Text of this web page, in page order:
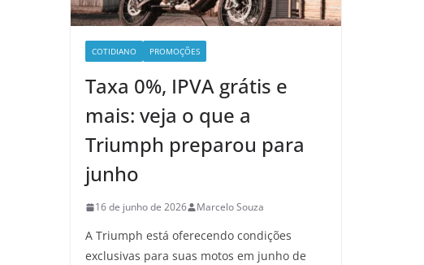
COTIDIANO PROMOÇÕES
Taxa 0%, IPVA grátis e
mais: veja o que a
Triumph preparou para
junho
16 de junho de 2026 Marcelo Souza
A Triumph está oferecendo condições
exclusivas para suas motos em junho de